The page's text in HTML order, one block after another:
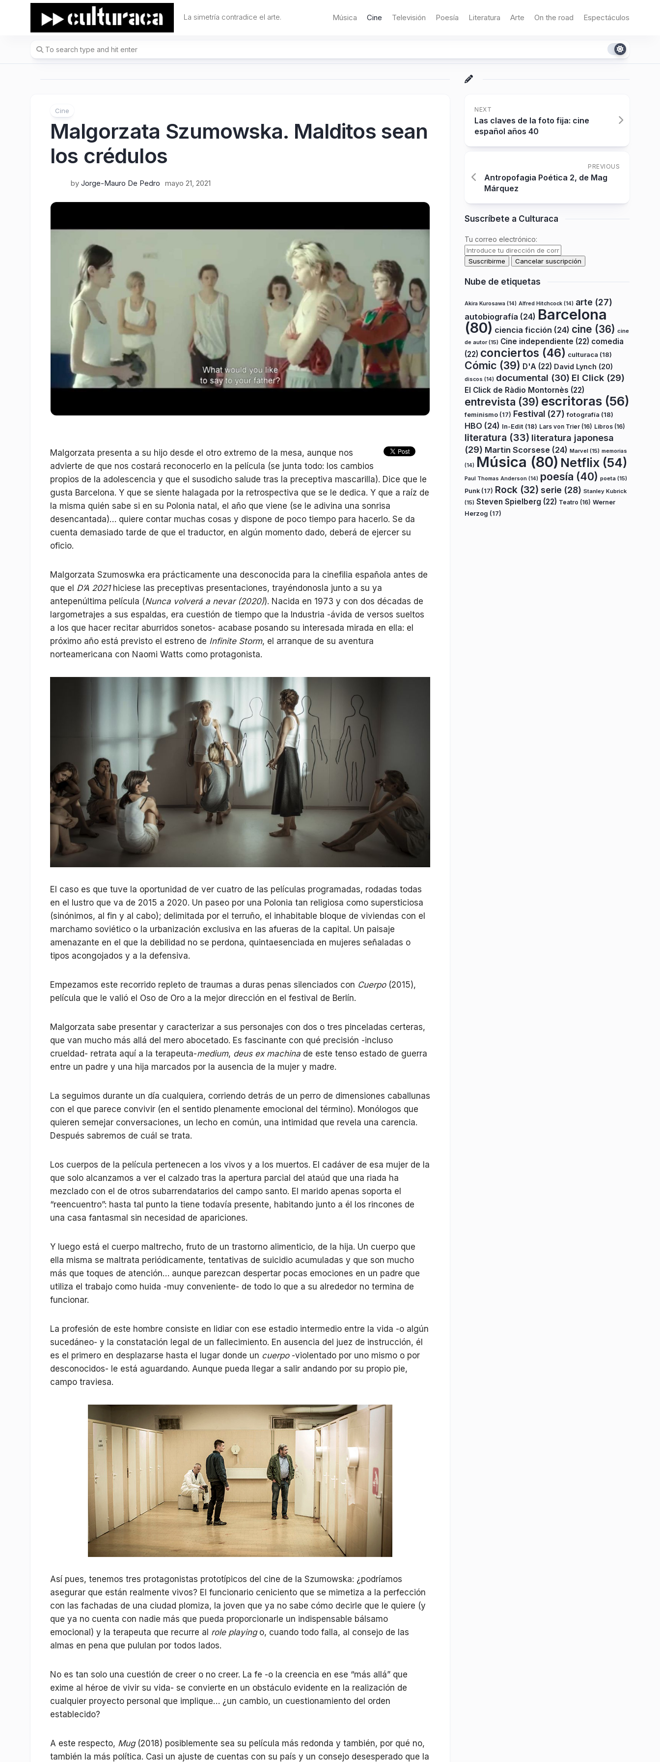
La simetría contradice el arte. Música Cine Televisión Poesía Literatura Arte On the road Espectáculos
Cine
Malgorzata Szumowska. Malditos sean
los crédulos
by Jorge-Mauro De Pedro mayo 21, 2021
Malgorzata presenta a su hijo desde el otro extremo de la mesa, aunque nos
advierte de que nos costará reconocerlo en la película (se junta todo: los cambios
propios de la adolescencia y que el susodicho salude tras la preceptiva mascarilla). Dice que le
gusta Barcelona. Y que se siente halagada por la retrospectiva que se le dedica. Y que a raíz de
la misma quién sabe si en su Polonia natal, el año que viene (se le adivina una sonrisa
desencantada)… quiere contar muchas cosas y dispone de poco tiempo para hacerlo. Se da
cuenta demasiado tarde de que el traductor, en algún momento dado, deberá de ejercer su
oficio.
Malgorzata Szumoswka era prácticamente una desconocida para la cinefilia española antes de
que el D’A 2021hiciese las preceptivas presentaciones, trayéndonosla junto a su ya
antepenúltima película (Nunca volverá a nevar (2020)). Nacida en 1973 y con dos décadas de
largometrajes a sus espaldas, era cuestión de tiempo que la Industria -ávida de versos sueltos
a los que hacer recitar aburridos sonetos- acabase posando su interesada mirada en ella: el
próximo año está previsto el estreno de Infinite Storm, el arranque de su aventura
norteamericana con Naomi Watts como protagonista.
El caso es que tuve la oportunidad de ver cuatro de las películas programadas, rodadas todas
en el lustro que va de 2015 a 2020. Un paseo por una Polonia tan religiosa como supersticiosa
(sinónimos, al fin y al cabo); delimitada por el terruño, el inhabitable bloque de viviendas con el
marchamo soviético o la urbanización exclusiva en las afueras de la capital. Un paisaje
amenazante en el que la debilidad no se perdona, quintaesenciada en mujeres señaladas o
tipos acongojados y a la defensiva.
Empezamos este recorrido repleto de traumas a duras penas silenciados con Cuerpo(2015),
película que le valió el Oso de Oro a la mejor dirección en el festival de Berlín.
Malgorzata sabe presentar y caracterizar a sus personajes con dos o tres pinceladas certeras,
que van mucho más allá del mero abocetado. Es fascinante con qué precisión -incluso
crueldad- retrata aquí a la terapeuta-medium, deus ex machina de este tenso estado de guerra
entre un padre y una hija marcados por la ausencia de la mujer y madre.
La seguimos durante un día cualquiera, corriendo detrás de un perro de dimensiones caballunas
con el que parece convivir (en el sentido plenamente emocional del término). Monólogos que
quieren semejar conversaciones, un lecho en común, una intimidad que revela una carencia.
Después sabremos de cuál se trata.
Los cuerpos de la película pertenecen a los vivos y a los muertos. El cadáver de esa mujer de la
que solo alcanzamos a ver el calzado tras la apertura parcial del ataúd que una riada ha
mezclado con el de otros subarrendatarios del campo santo. El marido apenas soporta el
“reencuentro”: hasta tal punto la tiene todavía presente, habitando junto a él los rincones de
una casa fantasmal sin necesidad de apariciones.
Y luego está el cuerpo maltrecho, fruto de un trastorno alimenticio, de la hija. Un cuerpo que
ella misma se maltrata periódicamente, tentativas de suicidio acumuladas y que son mucho
más que toques de atención… aunque parezcan despertar pocas emociones en un padre que
utiliza el trabajo como huida -muy conveniente- de todo lo que a su alrededor no termina de
funcionar.
La profesión de este hombre consiste en lidiar con ese estadio intermedio entre la vida -o algún
sucedáneo- y la constatación legal de un fallecimiento. En ausencia del juez de instrucción, él
es el primero en desplazarse hasta el lugar donde un cuerpo-violentado por uno mismo o por
desconocidos- le está aguardando. Aunque pueda llegar a salir andando por su propio pie,
campo traviesa.
Así pues, tenemos tres protagonistas prototípicos del cine de la Szumowska: ¿podríamos
asegurar que están realmente vivos? El funcionario ceniciento que se mimetiza a la perfección
con las fachadas de una ciudad plomiza, la joven que ya no sabe cómo decirle que le quiere (y
que ya no cuenta con nadie más que pueda proporcionarle un indispensable bálsamo
emocional) y la terapeuta que recurre al role playingo, cuando todo falla, al consejo de las
almas en pena que pululan por todos lados.
No es tan solo una cuestión de creer o no creer. La fe -o la creencia en ese “más allá” que
exime al héroe de vivir su vida- se convierte en un obstáculo evidente en la realización de
cualquier proyecto personal que implique… ¿un cambio, un cuestionamiento del orden
establecido?
A este respecto, Mug(2018) posiblemente sea su película más redonda y también, por qué no,
también la más política. Casi un ajuste de cuentas con su país y un consejo desesperado que la
NEXT
Las claves de la foto fija: cine
español años 40
PREVIOUS
Antropofagia Poética 2, de Mag
Márquez
Suscríbete a Culturaca
Tu correo electrónico:
Nube de etiquetas
Akira Kurosawa (14) Alfred Hitchcock (14) arte (27)
autobiografía (24) Barcelona
(80) ciencia ficción (24) cine (36) cine
de autor(15) Cine independiente (22) comedia
(22) conciertos (46) culturaca (18)
Cómic (39) D'A (22) David Lynch (20)
discos (14) documental (30) El Click (29)
El Click de Ràdio Montornès (22)
entrevista (39) escritoras (56)
feminismo (17) Festival (27) fotografía (18)
HBO (24) In-Edit (18) Lars von Trier (16) Libros (16)
literatura (33) literatura japonesa
(29) Martin Scorsese (24) Marvel (15) memorias
(14) Música (80) Netflix (54)
Paul Thomas Anderson (14) poesía (40) poeta (15)
Punk (17) Rock (32) serie (28) Stanley Kubrick
(15) Steven Spielberg (22) Teatro (16) Werner
Herzog (17)